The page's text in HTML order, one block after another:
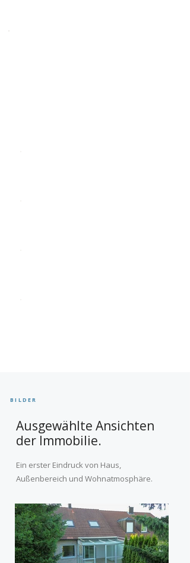
BILDER
Ausgewählte Ansichten
der Immobilie.
Ein erster Eindruck von Haus,
Außenbereich und Wohnatmosphäre.